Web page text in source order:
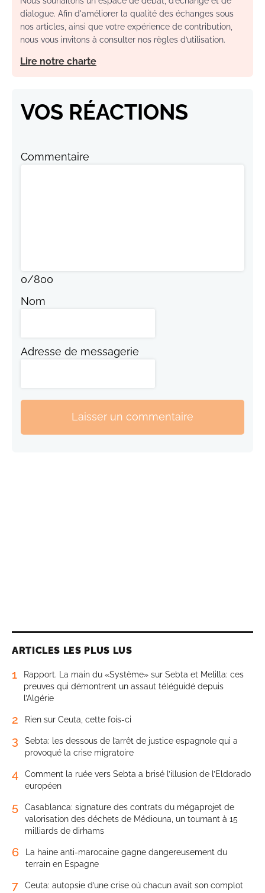
dialogue. Afin d'améliorer la qualité des échanges sous
nos articles, ainsi que votre expérience de contribution,
nous vous invitons à consulter nos règles d’utilisation.
Lire notre charte
VOS RÉACTIONS
Commentaire
0/800
Nom
Adresse de messagerie
Laisser un commentaire
ARTICLES LES PLUS LUS
1
Rapport. La main du «Système» sur Sebta et Melilla: ces
preuves qui démontrent un assaut téléguidé depuis
l’Algérie
2 Rien sur Ceuta, cette fois-ci
3
Sebta: les dessous de l’arrêt de justice espagnole qui a
provoqué la crise migratoire
4
Comment la ruée vers Sebta a brisé l’illusion de l’Eldorado
européen
5
Casablanca: signature des contrats du mégaprojet de
valorisation des déchets de Médiouna, un tournant à 15
milliards de dirhams
6
La haine anti-marocaine gagne dangereusement du
terrain en Espagne
7 Ceuta: autopsie d’une crise où chacun avait son complot